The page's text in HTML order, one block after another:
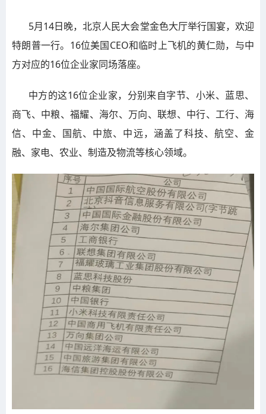
5月14日晚，北京人民大会堂金色大厅举行国宴，欢迎
特朗普一行。16位美国CEO和临时上飞机的黄仁勋，与中
方对应的16位企业家同场落座。
中方的这16位企业家，分别来自字节、小米、蓝思、
商飞、中粮、福耀、海尔、万向、联想、中行、工行、海
信、中金、国航、中旅、中远，涵盖了科技、航空、金
融、家电、农业、制造及物流等核心领域。